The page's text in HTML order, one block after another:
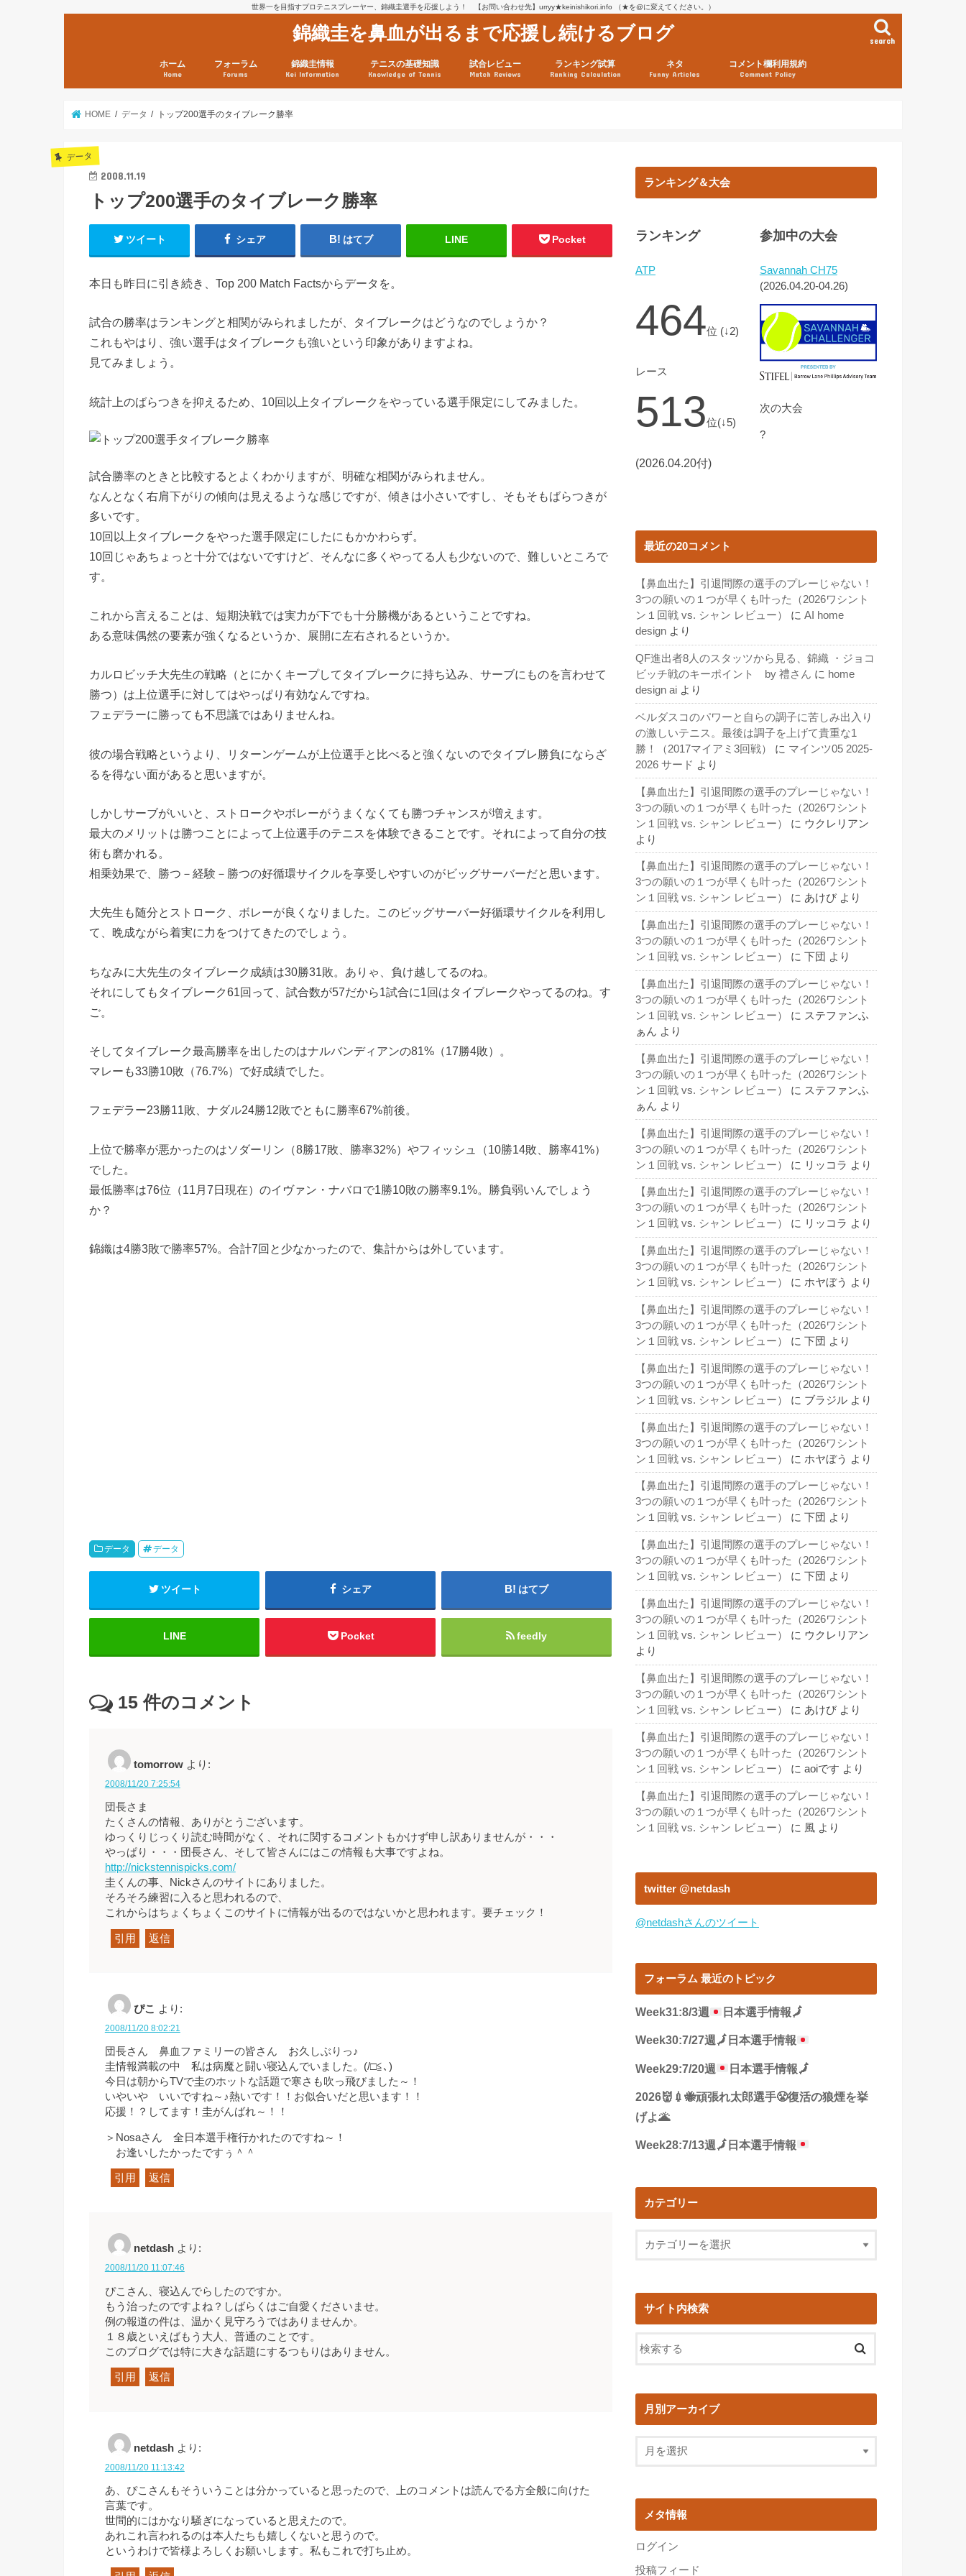
世界一を目指すプロテニスプレーヤー、錦織圭選手を応援しよう！ 【お問い合わせ先】urryy★keinishikori.info （★を@に変えてください。）
錦織圭を鼻血が出るまで応援し続けるブログ search
ホーム
Home
フォーラム
Forums
錦織圭情報
Kei Information
日現在）
点）
テニスの基礎知識
Knowledge of Tennis
試合レビュー
Match Reviews
ランキング試算
Ranking Calculation
ネタ
Funny Articles
コメント欄利用規約
Comment Policy
HOME データ トップ200選手のタイブレーク勝率
データ
2008.11.19
トップ200選手のタイブレーク勝率
ツイート シェア はてブ LINE Pocket
本日も昨日に引き続き、Top 200 Match Factsからデータを。
試合の勝率はランキングと相関がみられましたが、タイブレークはどうなのでしょうか？
これもやはり、強い選手はタイブレークも強いという印象がありますよね。
見てみましょう。
統計上のばらつきを抑えるため、10回以上タイブレークをやっている選手限定にしてみました。
試合勝率のときと比較するとよくわかりますが、明確な相関がみられません。
なんとなく右肩下がりの傾向は見えるような感じですが、傾きは小さいですし、そもそもばらつきが
多いです。
10回以上タイブレークをやった選手限定にしたにもかかわらず。
10回じゃあちょっと十分ではないですけど、そんなに多くやってる人も少ないので、難しいところで
す。
これから言えることは、短期決戦では実力が下でも十分勝機があるということですね。
ある意味偶然の要素が強くなるというか、展開に左右されるというか。
カルロビッチ大先生の戦略（とにかくキープしてタイブレークに持ち込み、サーブにものを言わせて
勝つ）は上位選手に対してはやっぱり有効なんですね。
フェデラーに勝っても不思議ではありませんね。
彼の場合戦略というより、リターンゲームが上位選手と比べると強くないのでタイブレ勝負にならざ
るを得ない面があると思いますが。
しかしサーブがいいと、ストロークやボレーがうまくなくても勝つチャンスが増えます。
最大のメリットは勝つことによって上位選手のテニスを体験できることです。それによって自分の技
術も磨かれる。
相乗効果で、勝つ－経験－勝つの好循環サイクルを享受しやすいのがビッグサーバーだと思います。
大先生も随分とストローク、ボレーが良くなりました。このビッグサーバー好循環サイクルを利用し
て、晩成ながら着実に力をつけてきたのでしょう。
ちなみに大先生のタイブレーク成績は30勝31敗。ありゃ、負け越してるのね。
それにしてもタイブレーク61回って、試合数が57だから1試合に1回はタイブレークやってるのね。す
ご。
そしてタイブレーク最高勝率を出したのはナルバンディアンの81%（17勝4敗）。
マレーも33勝10敗（76.7%）で好成績でした。
フェデラー23勝11敗、ナダル24勝12敗でともに勝率67%前後。
上位で勝率が悪かったのはソダーリン（8勝17敗、勝率32%）やフィッシュ（10勝14敗、勝率41%）
でした。
最低勝率は76位（11月7日現在）のイヴァン・ナバロで1勝10敗の勝率9.1%。勝負弱いんでしょう
か？
錦織は4勝3敗で勝率57%。合計7回と少なかったので、集計からは外しています。
データ データ
ツイート シェア はてブ
LINE Pocket feedly
15 件のコメント
tomorrow より:
2008/11/20 7:25:54
団長さま
たくさんの情報、ありがとうございます。
ゆっくりじっくり読む時間がなく、それに関するコメントもかけず申し訳ありませんが・・・
やっぱり・・・団長さん、そして皆さんにはこの情報も大事ですよね。
http://nickstennispicks.com/
圭くんの事、Nickさんのサイトにありました。
そろそろ練習に入ると思われるので、
これからはちょくちょくこのサイトに情報が出るのではないかと思われます。要チェック！
引用 返信
ぴこ より:
2008/11/20 8:02:21
団長さん 鼻血ファミリーの皆さん お久しぶりっ♪
圭情報満載の中 私は病魔と闘い寝込んでいました。(/□≦､)
今日は朝からTVで圭のホットな話題で寒さも吹っ飛びました～！
いやいや いいですね～♪熱いです！！お似合いだと思います！！
応援！？してます！圭がんばれ～！！
＞Nosaさん 全日本選手権行かれたのですね～！
お逢いしたかったですぅ＾＾
引用 返信
netdash より:
2008/11/20 11:07:46
ぴこさん、寝込んでらしたのですか。
もう治ったのですよね？しばらくはご自愛くださいませ。
例の報道の件は、温かく見守ろうではありませんか。
１８歳といえばもう大人、普通のことです。
このブログでは特に大きな話題にするつもりはありません。
引用 返信
netdash より:
2008/11/20 11:13:42
あ、ぴこさんもそういうことは分かっていると思ったので、上のコメントは読んでる方全般に向けた
言葉です。
世間的にはかなり騒ぎになっていると思えたので。
あれこれ言われるのは本人たちも嬉しくないと思うので。
というわけで皆様よろしくお願いします。私もこれで打ち止め。
ランキング＆大会
ランキング
ATP
464位 (↓2)
レース
513位(↓5)
(2026.04.20付)
参加中の大会
Savannah CH75
(2026.04.20-04.26)
次の大会
?
最近の20コメント
【鼻血出た】引退間際の選手のプレーじゃない！
3つの願いの１つが早くも叶った（2026ワシント
ン１回戦 vs. シャン レビュー）
に AI home
design より
QF進出者8人のスタッツから見る、錦織 ・ジョコ
ビッチ戦のキーポイント by 禮さん に home
design ai より
ベルダスコのパワーと自らの調子に苦しみ出入り
の激しいテニス。最後は調子を上げて貴重な1
勝！（2017マイアミ3回戦）
に マインツ05 2025-
2026 サード より
【鼻血出た】引退間際の選手のプレーじゃない！
3つの願いの１つが早くも叶った（2026ワシント
ン１回戦 vs. シャン レビュー）
に ウクレリアン
より
【鼻血出た】引退間際の選手のプレーじゃない！
3つの願いの１つが早くも叶った（2026ワシント
ン１回戦 vs. シャン レビュー）
に あけび より
【鼻血出た】引退間際の選手のプレーじゃない！
3つの願いの１つが早くも叶った（2026ワシント
ン１回戦 vs. シャン レビュー）
に 下団 より
【鼻血出た】引退間際の選手のプレーじゃない！
3つの願いの１つが早くも叶った（2026ワシント
ン１回戦 vs. シャン レビュー）
に ステファンふ
ぁん より
【鼻血出た】引退間際の選手のプレーじゃない！
3つの願いの１つが早くも叶った（2026ワシント
ン１回戦 vs. シャン レビュー）
に ステファンふ
ぁん より
【鼻血出た】引退間際の選手のプレーじゃない！
3つの願いの１つが早くも叶った（2026ワシント
ン１回戦 vs. シャン レビュー）
に リッコラ より
【鼻血出た】引退間際の選手のプレーじゃない！
3つの願いの１つが早くも叶った（2026ワシント
ン１回戦 vs. シャン レビュー）
に リッコラ より
【鼻血出た】引退間際の選手のプレーじゃない！
3つの願いの１つが早くも叶った（2026ワシント
ン１回戦 vs. シャン レビュー）
に ホヤぼう より
【鼻血出た】引退間際の選手のプレーじゃない！
3つの願いの１つが早くも叶った（2026ワシント
ン１回戦 vs. シャン レビュー）
に 下団 より
【鼻血出た】引退間際の選手のプレーじゃない！
3つの願いの１つが早くも叶った（2026ワシント
ン１回戦 vs. シャン レビュー）
に ブラジル より
【鼻血出た】引退間際の選手のプレーじゃない！
3つの願いの１つが早くも叶った（2026ワシント
ン１回戦 vs. シャン レビュー）
に ホヤぼう より
【鼻血出た】引退間際の選手のプレーじゃない！
3つの願いの１つが早くも叶った（2026ワシント
ン１回戦 vs. シャン レビュー）
に 下団 より
【鼻血出た】引退間際の選手のプレーじゃない！
3つの願いの１つが早くも叶った（2026ワシント
ン１回戦 vs. シャン レビュー）
に 下団 より
【鼻血出た】引退間際の選手のプレーじゃない！
3つの願いの１つが早くも叶った（2026ワシント
ン１回戦 vs. シャン レビュー）
に ウクレリアン
より
【鼻血出た】引退間際の選手のプレーじゃない！
3つの願いの１つが早くも叶った（2026ワシント
ン１回戦 vs. シャン レビュー）
に あけび より
【鼻血出た】引退間際の選手のプレーじゃない！
3つの願いの１つが早くも叶った（2026ワシント
ン１回戦 vs. シャン レビュー）
に aoiです より
【鼻血出た】引退間際の選手のプレーじゃない！
3つの願いの１つが早くも叶った（2026ワシント
ン１回戦 vs. シャン レビュー）
に 風 より
twitter @netdash
@netdashさんのツイート
フォーラム 最近のトピック
Week31:8/3週 日本選手情報🗾
Week30:7/27週🗾 日本選手情報
Week29:7/20週 日本選手情報🗾
2026👹💉🐝頑張れ太郎選手😤復活の狼煙を挙
げよ🌋
Week28:7/13週 🗾 日本選手情報
カテゴリー
サイト内検索
月別アーカイブ
メタ情報
ログイン
投稿フィード